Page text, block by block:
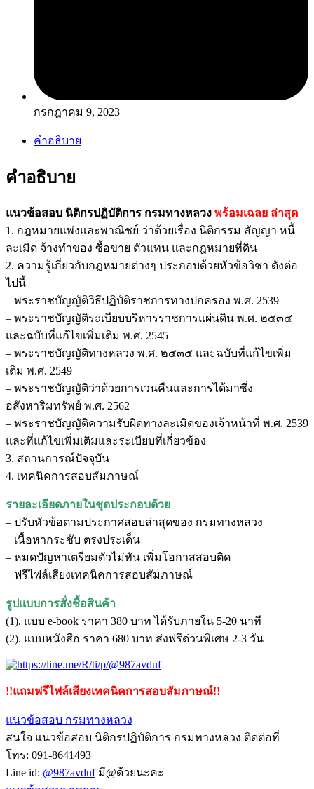
กรกฎาคม 9, 2023
คำอธิบาย
คำอธิบาย
แนวข้อสอบ นิติกรปฏิบัติการ กรมทางหลวง พร้อมเฉลย ล่าสุด
1. กฎหมายแพ่งและพาณิชย์ ว่าด้วยเรื่อง นิติกรรม สัญญา หนี้
ละเมิด จ้างทำของ ซื้อขาย ตัวแทน และกฎหมายที่ดิน
2. ความรู้เกี่ยวกับกฎหมายต่างๆ ประกอบด้วยหัวข้อวิชา ดังต่อ
ไปนี้
– พระราชบัญญัติวิธีปฏิบัติราชการทางปกครอง พ.ศ. 2539
– พระราชบัญญัติระเบียบบริหารราชการแผ่นดิน พ.ศ. ๒๕๓๔
และฉบับที่แก้ไขเพิ่มเติม พ.ศ. 2545
– พระราชบัญญัติทางหลวง พ.ศ. ๒๕๓๕ และฉบับที่แก้ไขเพิ่ม
เติม พ.ศ. 2549
– พระราชบัญญัติว่าด้วยการเวนคืนและการได้มาซึ่ง
อสังหาริมทรัพย์ พ.ศ. 2562
– พระราชบัญญัติความรับผิดทางละเมิดของเจ้าหน้าที่ พ.ศ. 2539
และที่แก้ไขเพิ่มเติมและระเบียบที่เกี่ยวข้อง
3. สถานการณ์ปัจจุบัน
4. เทคนิคการสอบสัมภาษณ์
รายละเอียดภายในชุดประกอบด้วย
– ปรับหัวข้อตามประกาศสอบล่าสุดของ กรมทางหลวง
– เนื้อหากระชับ ตรงประเด็น
– หมดปัญหาเตรียมตัวไม่ทัน เพิ่มโอกาสสอบติด
– ฟรีไฟล์เสียงเทคนิคการสอบสัมภาษณ์
รูปแบบการสั่งชื้อสินค้า
(1). แบบ e-book ราคา 380 บาท ได้รับภายใน 5-20 นาที
(2). แบบหนังสือ ราคา 680 บาท ส่งฟรีด่วนพิเศษ 2-3 วัน
!!แถมฟรีไฟล์เสียงเทคนิคการสอบสัมภาษณ์!!
แนวข้อสอบ กรมทางหลวง
สนใจ แนวข้อสอบ นิติกรปฏิบัติการ กรมทางหลวง ติดต่อที่
โทร: 091-8641493
Line id: @987avdufมี@ด้วยนะคะ